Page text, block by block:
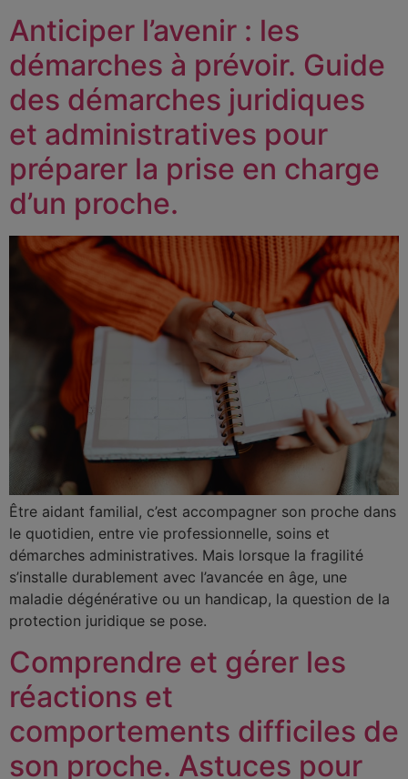
Anticiper l’avenir : les
démarches à prévoir. Guide
des démarches juridiques
et administratives pour
préparer la prise en charge
d’un proche.
Être aidant familial, c’est accompagner son proche dans
le quotidien, entre vie professionnelle, soins et
démarches administratives. Mais lorsque la fragilité
s’installe durablement avec l’avancée en âge, une
maladie dégénérative ou un handicap, la question de la
protection juridique se pose.
Comprendre et gérer les
réactions et
comportements difficiles de
son proche. Astuces pour